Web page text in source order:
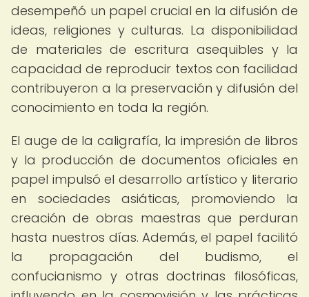
desempeñó un papel crucial en la difusión de
ideas, religiones y culturas. La disponibilidad
de materiales de escritura asequibles y la
capacidad de reproducir textos con facilidad
contribuyeron a la preservación y difusión del
conocimiento en toda la región.
El auge de la caligrafía, la impresión de libros
y la producción de documentos oficiales en
papel impulsó el desarrollo artístico y literario
en sociedades asiáticas, promoviendo la
creación de obras maestras que perduran
hasta nuestros días. Además, el papel facilitó
la propagación del budismo, el
confucianismo y otras doctrinas filosóficas,